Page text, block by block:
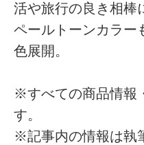
活や旅行の良き相棒
ペールトーンカラー
色展開。
※すべての商品情報
す。
※記事内の情報は執